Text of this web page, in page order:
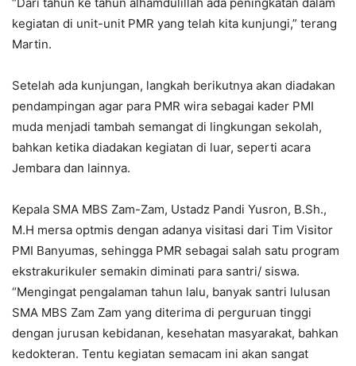
kegiatan di unit-unit PMR yang telah kita kunjungi,” terang
Martin.
Setelah ada kunjungan, langkah berikutnya akan diadakan
pendampingan agar para PMR wira sebagai kader PMI
muda menjadi tambah semangat di lingkungan sekolah,
bahkan ketika diadakan kegiatan di luar, seperti acara
Jembara dan lainnya.
Kepala SMA MBS Zam-Zam, Ustadz Pandi Yusron, B.Sh.,
M.H mersa optmis dengan adanya visitasi dari Tim Visitor
PMI Banyumas, sehingga PMR sebagai salah satu program
ekstrakurikuler semakin diminati para santri/ siswa.
“Mengingat pengalaman tahun lalu, banyak santri lulusan
SMA MBS Zam Zam yang diterima di perguruan tinggi
dengan jurusan kebidanan, kesehatan masyarakat, bahkan
kedokteran. Tentu kegiatan semacam ini akan sangat